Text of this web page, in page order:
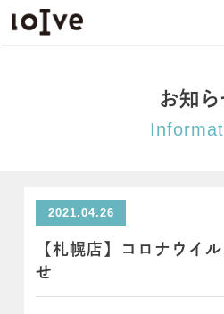
お知ら
2021.04.26
【札幌店】コロナウイ
せ